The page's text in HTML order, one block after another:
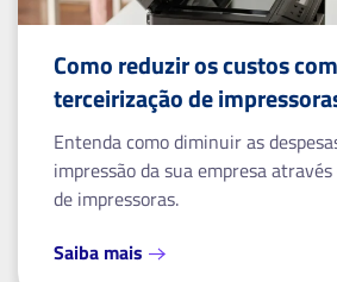
Como reduzir os custos
terceirização de
Entenda como diminuir as
impressão da sua empresa
de impressoras.
Saiba mais